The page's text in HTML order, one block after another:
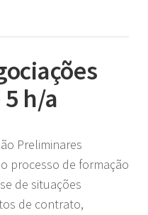
h/a
Preliminares
processo de formação
de situações
de contrato,